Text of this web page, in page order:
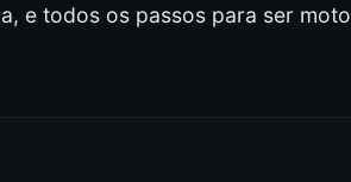
e todos os passos para ser